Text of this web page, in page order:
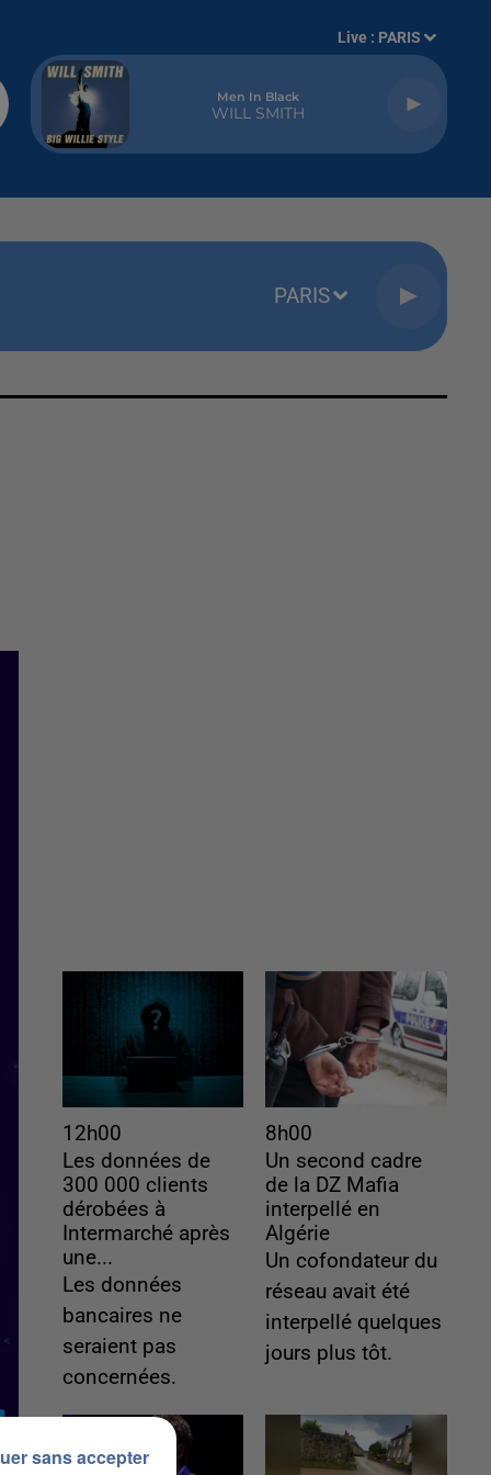
Live : PARIS
Men In Black
WILL SMITH
PARIS
12h00
Les données de
300 000 clients
dérobées à
Intermarché après
une...
Les données
bancaires ne
seraient pas
concernées.
8h00
Un second cadre
de la DZ Mafia
interpellé en
Algérie
Un cofondateur du
réseau avait été
interpellé quelques
jours plus tôt.
sans accepter